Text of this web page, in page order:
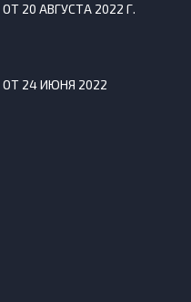
20 АВГУСТА 2022 Г.
24 ИЮНЯ 2022